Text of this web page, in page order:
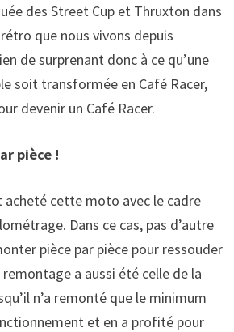
des Street Cup et Thruxton dans
que nous vivons depuis
de surprenant donc à ce qu’une
soit transformée en Café Racer,
devenir un Café Racer.
pièce !
acheté cette moto avec le cadre
Dans ce cas, pas d’autre
pièce par pièce pour ressouder
remontage a aussi été celle de la
n’a remonté que le minimum
et en a profité pour